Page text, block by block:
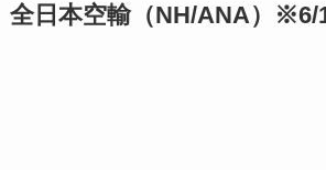
全日本空輸（NH/ANA）※6/